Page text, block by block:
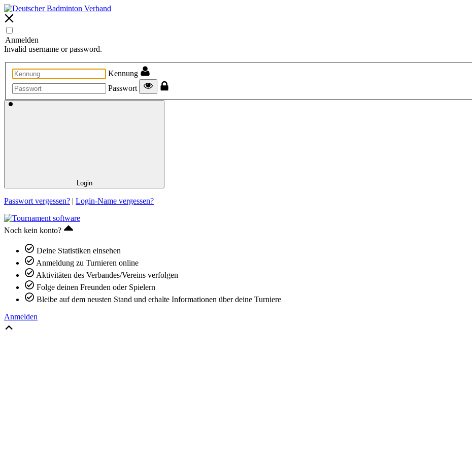
Anmelden
Invalid username or password.
Kennung
Passwort
Login
Passwort vergessen? | Login-Name vergessen?
Noch kein konto?
Deine Statistiken einsehen
Anmeldung zu Turnieren online
Aktivitäten des Verbandes/Vereins verfolgen
Folge deinen Freunden oder Spielern
Bleibe auf dem neusten Stand und erhalte Informationen über deine Turniere
Anmelden